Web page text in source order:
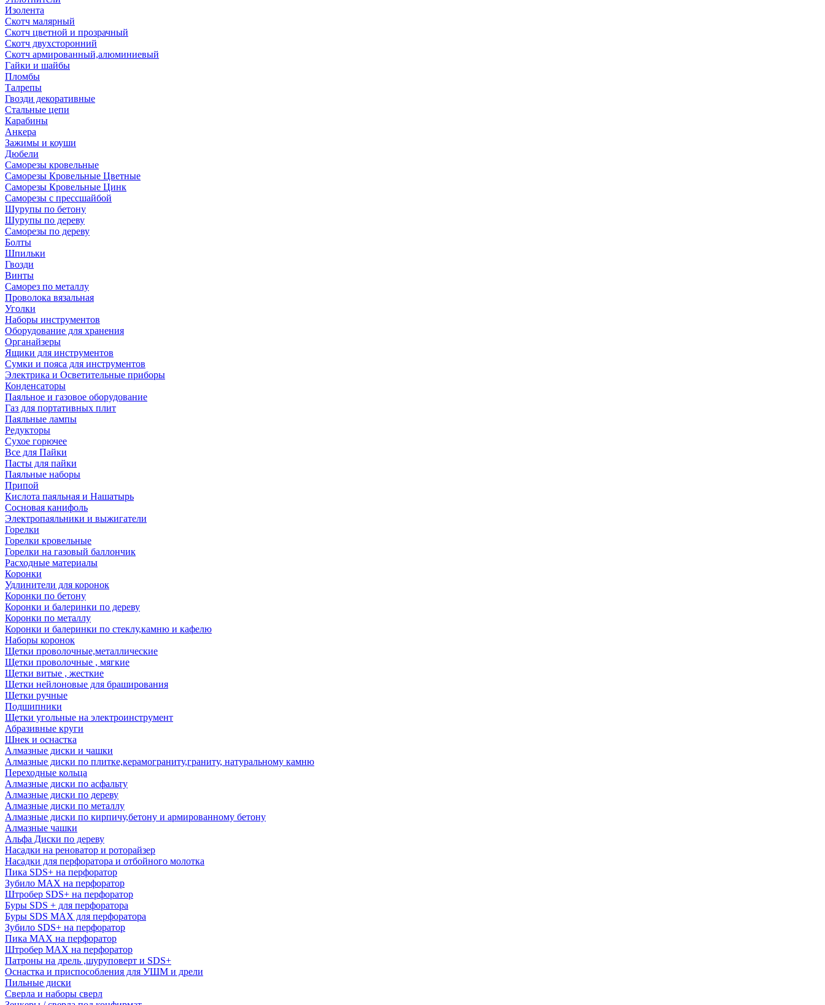
Изолента
Скотч малярный
Скотч цветной и прозрачный
Скотч двухсторонний
Скотч армированный,алюминиевый
Гайки и шайбы
Пломбы
Талрепы
Гвозди декоративные
Стальные цепи
Карабины
Анкера
Зажимы и коуши
Дюбели
Саморезы кровельные
Саморезы Кровельные Цветные
Саморезы Кровельные Цинк
Саморезы с прессшайбой
Шурупы по бетону
Шурупы по дереву
Саморезы по дереву
Болты
Шпильки
Гвозди
Винты
Саморез по металлу
Проволока вязальная
Уголки
Наборы инструментов
Оборудование для хранения
Органайзеры
Ящики для инструментов
Сумки и пояса для инструментов
Электрика и Осветительные приборы
Конденсаторы
Паяльное и газовое оборудование
Газ для портативных плит
Паяльные лампы
Редукторы
Сухое горючее
Все для Пайки
Пасты для пайки
Паяльные наборы
Припой
Кислота паяльная и Нашатырь
Сосновая канифоль
Электропаяльники и выжигатели
Горелки
Горелки кровельные
Горелки на газовый баллончик
Расходные материалы
Коронки
Удлинители для коронок
Коронки по бетону
Коронки и балеринки по дереву
Коронки по металлу
Коронки и балеринки по стеклу,камню и кафелю
Наборы коронок
Щетки проволочные,металлические
Щетки проволочные , мягкие
Щетки витые , жесткие
Щетки нейлоновые для браширования
Щетки ручные
Подшипники
Щетки угольные на электроинструмент
Абразивные круги
Шнек и оснастка
Алмазные диски и чашки
Алмазные диски по плитке,керамограниту,граниту, натуральному камню
Переходные кольца
Алмазные диски по асфальту
Алмазные диски по дереву
Алмазные диски по металлу
Алмазные диски по кирпичу,бетону и армированному бетону
Алмазные чашки
Альфа Диски по дереву
Насадки на реноватор и роторайзер
Насадки для перфоратора и отбойного молотка
Пика SDS+ на перфоратор
Зубило MAX на перфоратор
Штробер SDS+ на перфоратор
Буры SDS + для перфоратора
Буры SDS MAX для перфоратора
Зубило SDS+ на перфоратор
Пика MAX на перфоратор
Штробер MAX на перфоратор
Патроны на дрель ,шуруповерт и SDS+
Оснастка и приспособления для УШМ и дрели
Пильные диски
Сверла и наборы сверл